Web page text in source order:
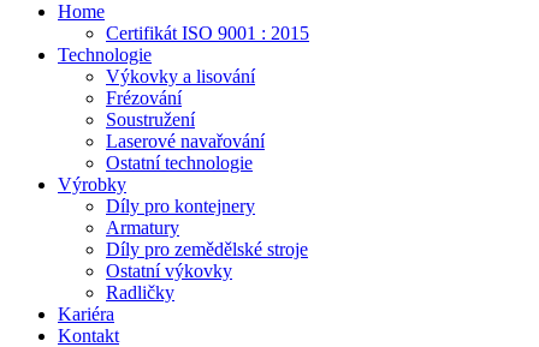
Home
Certifikát ISO 9001 : 2015
Technologie
Výkovky a lisování
Frézování
Soustružení
Laserové navařování
Ostatní technologie
Výrobky
Díly pro kontejnery
Armatury
Díly pro zemědělské stroje
Ostatní výkovky
Radličky
Kariéra
Kontakt